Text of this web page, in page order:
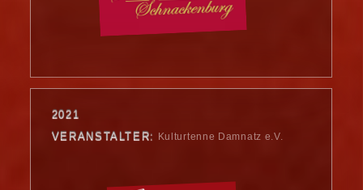
2021
VERANSTALTER:
Kulturtenne Damnatz e.V.